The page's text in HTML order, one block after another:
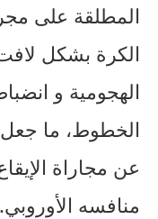
المطلقة على
الكرة بشكل
الهجومية و
الخطوط، ما
عن مجاراة
منافسه الأوروبي.